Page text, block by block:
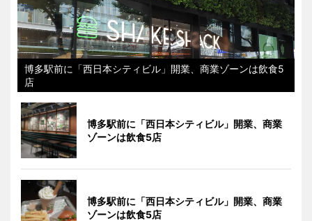
博多駅前に「西日本シティビル」開業、商業ゾーンは飲食5
店
博多駅前に「西日本シティビル」開業、商業
ゾーンは飲食5店
博多駅前に「西日本シティビル」開業、商業
ゾーンは飲食5店